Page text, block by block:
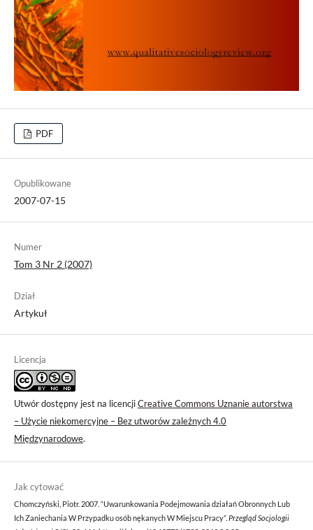
PDF
Opublikowane
2007-07-15
Numer
Tom 3 Nr 2 (2007)
Dział
Artykuł
Licencja
Utwór dostępny jest na licencjiCreative Commons Uznanie autorstwa
– Użycie niekomercyjne – Bez utworów zależnych 4.0
Międzynarodowe.
Jak cytować
Chomczyński, Piotr. 2007. “Uwarunkowania Podejmowania działań Obronnych Lub
Ich Zaniechania W Przypadku osób nękanych W Miejscu Pracy”. Przegląd Socjologii